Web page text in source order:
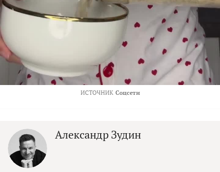
ИСТОЧНИК Соцсети
Александр Зудин